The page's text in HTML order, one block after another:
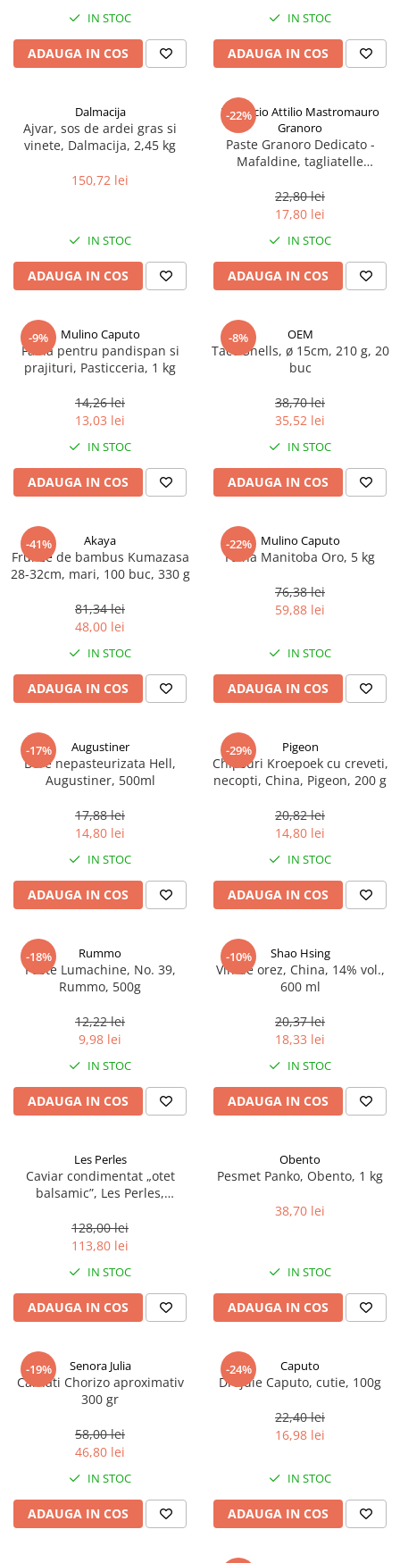
Spania / Cipru / Africa
Sare de mare din Oceanele Pacific
Sare de roca
Sare speciala
Specialitati din ulei
Terine si placinte
Uleiuri Premium
Uleiuri speciale/presate la rece
Ulei de masline extravirgin
Ulei Gegenbauer
Ulei Huilerie Beaujolaise
Ulei Wiberg Gastro
Prajitore paine
Gratare
IN STOC
ADAUGA IN COS
IN STOC
ADAUGA IN COS
Dalmacija
Ajvar, sos de ardei gras si
vinete, Dalmacija, 2,45 kg
150,72 lei
IN STOC
ADAUGA IN COS
-22%
Pastificio Attilio Mastromauro
Granoro
Paste Granoro Dedicato -
Mafaldine, tagliatelle
22,80 lei
17,80 lei
IN STOC
ADAUGA IN COS
-9% Mulino Caputo
Faina pentru pandispan si
prajituri, Pasticceria, 1 kg
14,26 lei
13,03 lei
IN STOC
ADAUGA IN COS
-8% OEM
Taco Shells, ø 15cm, 210 g, 20
buc
38,70 lei
35,52 lei
IN STOC
ADAUGA IN COS
-41% Akaya
Frunze de bambus Kumazasa
28-32cm, mari, 100 buc, 330 g
81,34 lei
48,00 lei
IN STOC
ADAUGA IN COS
-22% Mulino Caputo
Faina Manitoba Oro, 5 kg
76,38 lei
59,88 lei
IN STOC
ADAUGA IN COS
-17% Augustiner
Bere nepasteurizata Hell,
Augustiner, 500ml
17,88 lei
14,80 lei
IN STOC
ADAUGA IN COS
-29% Pigeon
Chipsuri Kroepoek cu creveti,
necopti, China, Pigeon, 200 g
20,82 lei
14,80 lei
IN STOC
ADAUGA IN COS
-18% Rummo
Paste Lumachine, No. 39,
Rummo, 500g
12,22 lei
9,98 lei
IN STOC
ADAUGA IN COS
-10% Shao Hsing
Vin de orez, China, 14% vol.,
600 ml
20,37 lei
18,33 lei
IN STOC
ADAUGA IN COS
Les Perles
Caviar condimentat „otet
balsamic”, Les Perles,
sferice, 200 g
128,00 lei
113,80 lei
IN STOC
ADAUGA IN COS
Obento
Pesmet Panko, Obento, 1 kg
38,70 lei
IN STOC
ADAUGA IN COS
-19% Senora Julia
Carnati Chorizo aproximativ
300 gr
58,00 lei
46,80 lei
IN STOC
ADAUGA IN COS
-24% Caputo
Drojdie Caputo, cutie, 100g
22,40 lei
16,98 lei
IN STOC
ADAUGA IN COS